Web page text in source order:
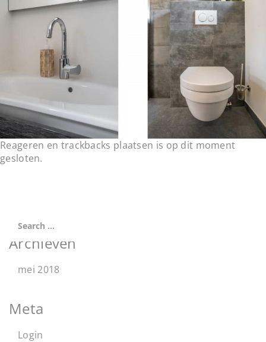
i
n
Reageren en trackbacks plaatsen is op dit moment
gesloten.
Archieven
mei 2018
Meta
Login